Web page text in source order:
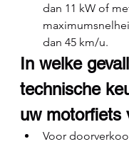
dan 11 kW of
dan 45 km/u.
In welke
technische
uw motorfiets
Voor